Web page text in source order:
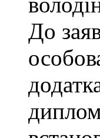
До